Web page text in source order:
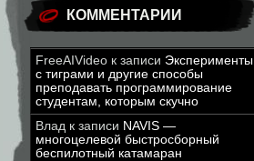
КОММЕНТАРИИ
FreeAIVideo к записи Эксперименты
с тиграми и другие способы
преподавать программирование
студентам, которым скучно
Влад к записи NAVIS —
многоцелевой быстросборный
беспилотный катамаран